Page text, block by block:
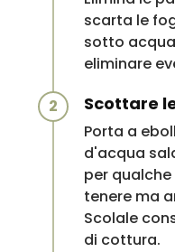
scarta le
sotto
eliminare
2 Scottare
Porta a
d'acqua
per
tenere ma
Scolale
di cottura.